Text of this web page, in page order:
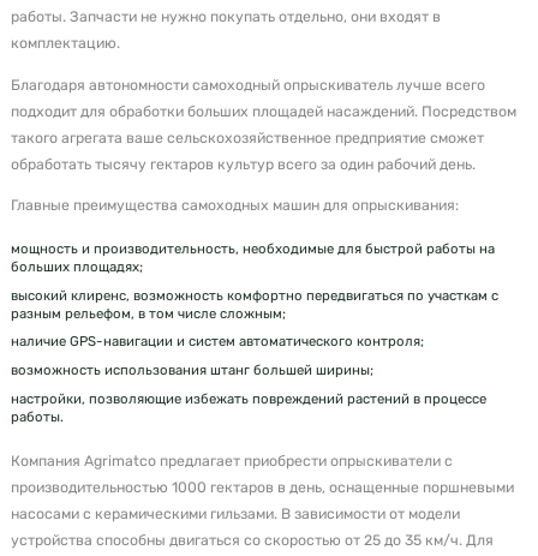
работы. Запчасти не нужно покупать отдельно, они входят в
комплектацию.
Благодаря автономности самоходный опрыскиватель лучше всего
подходит для обработки больших площадей насаждений. Посредством
такого агрегата ваше сельскохозяйственное предприятие сможет
обработать тысячу гектаров культур всего за один рабочий день.
Главные преимущества самоходных машин для опрыскивания:
мощность и производительность, необходимые для быстрой работы на
больших площадях;
высокий клиренс, возможность комфортно передвигаться по участкам с
разным рельефом, в том числе сложным;
наличие GPS-навигации и систем автоматического контроля;
возможность использования штанг большей ширины;
настройки, позволяющие избежать повреждений растений в процессе
работы.
Компания Agrimatco предлагает приобрести опрыскиватели с
производительностью 1000 гектаров в день, оснащенные поршневыми
насосами с керамическими гильзами. В зависимости от модели
устройства способны двигаться со скоростью от 25 до 35 км/ч. Для